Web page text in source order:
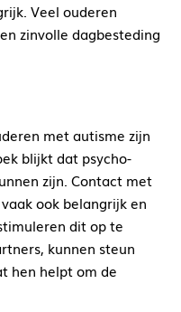
Veel ouderen
zinvolle dagbesteding
met autisme zijn
blijkt dat psycho-
zijn. Contact met
ook belangrijk en
dit op te
kunnen steun
hen helpt om de